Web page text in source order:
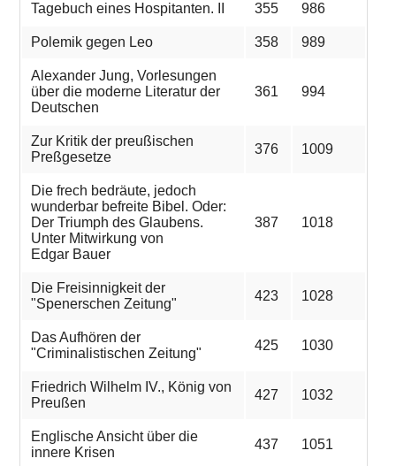
Tagebuch eines Hospitanten. II 355 986
Polemik gegen Leo 358 989
Alexander Jung, Vorlesungen
über die moderne Literatur der
Deutschen
361 994
Zur Kritik der preußischen
Preßgesetze
376 1009
Die frech bedräute, jedoch
wunderbar befreite Bibel. Oder:
Der Triumph des Glaubens.
Unter Mitwirkung von
Edgar Bauer
387 1018
Die Freisinnigkeit der
"Spenerschen Zeitung"
423 1028
Das Aufhören der
"Criminalistischen Zeitung"
425 1030
Friedrich Wilhelm IV., König von
Preußen
427 1032
Englische Ansicht über die
innere Krisen
437 1051